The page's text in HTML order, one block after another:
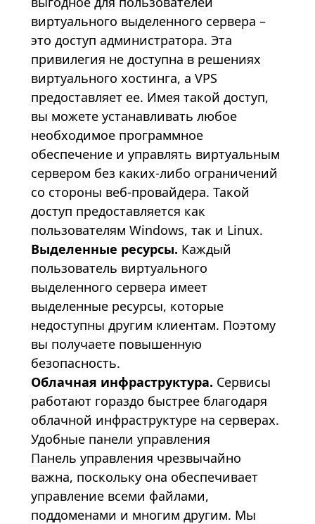
виртуального выделенного сервера –
это доступ администратора. Эта
привилегия не доступна в решениях
виртуального хостинга, а VPS
предоставляет ее. Имея такой доступ,
вы можете устанавливать любое
необходимое программное
обеспечение и управлять виртуальным
сервером без каких-либо ограничений
со стороны веб-провайдера. Такой
доступ предоставляется как
пользователям Windows, так и Linux.
Выделенные ресурсы. Каждый
пользователь виртуального
выделенного сервера имеет
выделенные ресурсы, которые
недоступны другим клиентам. Поэтому
вы получаете повышенную
безопасность.
Облачная инфраструктура. Сервисы
работают гораздо быстрее благодаря
облачной инфраструктуре на серверах.
Удобные панели управления
Панель управления чрезвычайно
важна, поскольку она обеспечивает
управление всеми файлами,
поддоменами и многим другим. Мы